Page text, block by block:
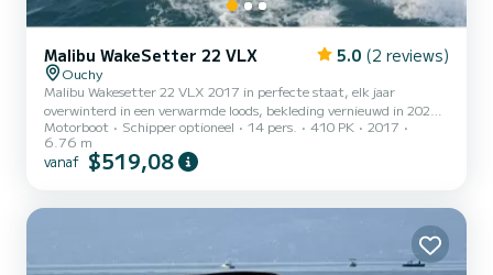
Malibu WakeSetter 22 VLX 5.0 (2 reviews)
Ouchy
Malibu Wakesetter 22 VLX 2017 in perfecte staat, elk jaar
overwinterd in een verwarmde loods, bekleding vernieuwd in 2024.
Beschikbaar met of zonder schipper vanuit Vevey (Pichette-Est) of
Lausanne. Motor Indmar 6.2L - 410 pk Surf Gate + Power Wedge
II (instelbare en perfecte golf) Ballastsysteem voor, achter +
Motorboot Schipper optioneel 14 pers. 410 PK
2017
6.76 m
vanaf $519,08